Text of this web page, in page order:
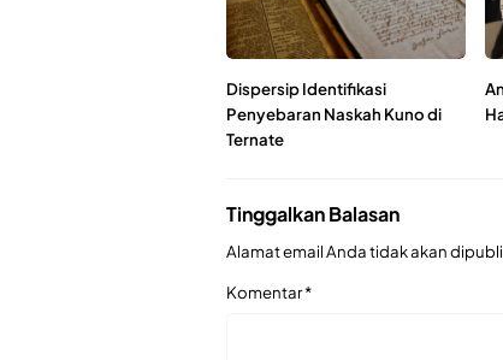
Dispersip Identifikasi
Penyebaran Naskah Kuno di
Ternate
Tinggalkan Balasan
Alamat email Anda tidak akan
Komentar*